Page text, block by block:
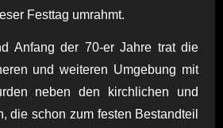
Festtag umrahmt.
Anfang der 70-er Jahre trat die
und weiteren Umgebung mit
neben den kirchlichen und
die schon zum festen Bestandteil